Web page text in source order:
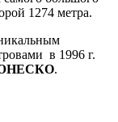
1274 метра.
в 1996 г.
ЮНЕСКО.